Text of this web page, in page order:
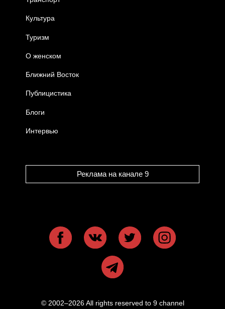
Культура
Туризм
О женском
Ближний Восток
Публицистика
Блоги
Интервью
Реклама на канале 9
© 2002–2026 All rights reserved to 9 channel